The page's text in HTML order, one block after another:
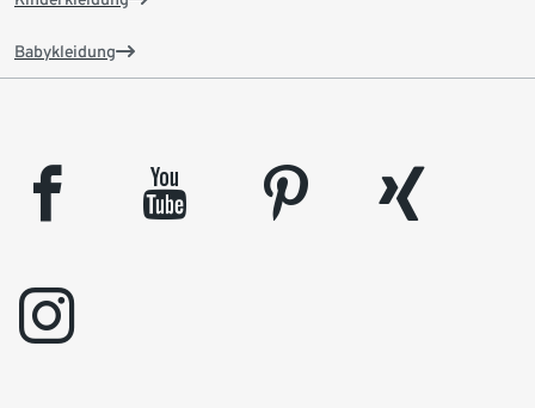
Babykleidung
facebook youtube pinterest
xing
instagram